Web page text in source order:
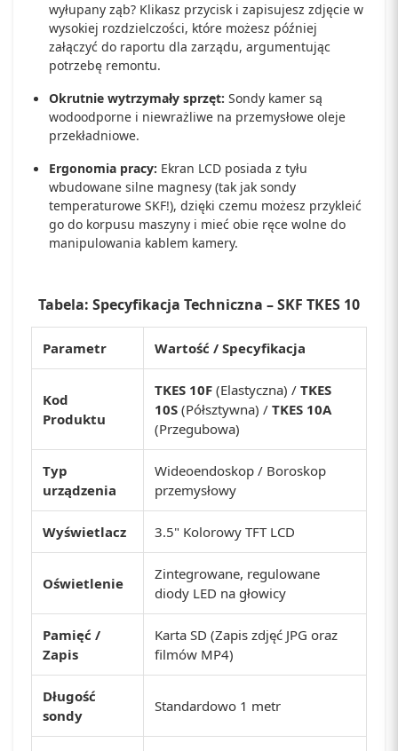
wyłupany ząb? Klikasz przycisk i zapisujesz zdjęcie w
wysokiej rozdzielczości, które możesz później
załączyć do raportu dla zarządu, argumentując
potrzebę remontu.
Okrutnie wytrzymały sprzęt: Sondy kamer są
wodoodporne i niewrażliwe na przemysłowe oleje
przekładniowe.
Ergonomia pracy: Ekran LCD posiada z tyłu
wbudowane silne magnesy (tak jak sondy
temperaturowe SKF!), dzięki czemu możesz przykleić
go do korpusu maszyny i mieć obie ręce wolne do
manipulowania kablem kamery.
Tabela: Specyfikacja Techniczna – SKF TKES 10
Parametr Wartość / Specyfikacja
Kod
Produktu
TKES 10F (Elastyczna) / TKES
10S (Półsztywna) / TKES 10A
(Przegubowa)
Typ
urządzenia
Wideoendoskop / Boroskop
przemysłowy
Wyświetlacz 3.5" Kolorowy TFT LCD
Oświetlenie
Zintegrowane, regulowane
diody LED na głowicy
Pamięć /
Zapis
Karta SD (Zapis zdjęć JPG oraz
filmów MP4)
Długość
sondy
Standardowo 1 metr